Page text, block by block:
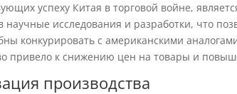
успеху Китая в торговой войне,
научные исследования и разработки, что
конкурировать с американскими
привело к снижению цен на товары и
производства